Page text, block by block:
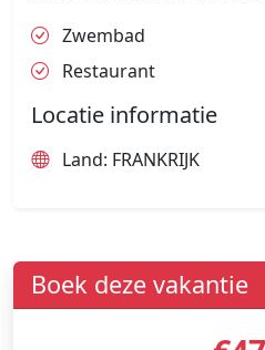
Zwembad
Restaurant
Locatie informatie
Land: FRANKRIJK
Boek deze vakantie